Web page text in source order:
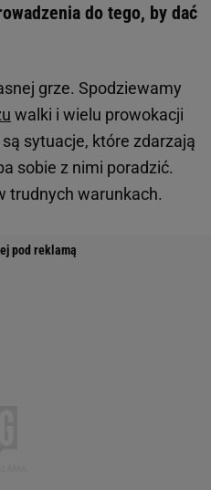
do tego, by dać
grze. Spodziewamy
walki i wielu prowokacji
sytuacje, które zdarzają
sobie z nimi poradzić.
trudnych warunkach.